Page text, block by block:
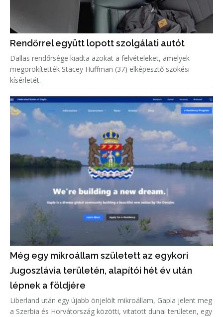
Rendőrrel együtt lopott szolgálati autót
Dallas rendőrsége kiadta azokat a felvételeket, amelyek
megörökítették Stacey Huffman (37) elképesztő szökési
kísérletét.
Még egy mikroállam született az egykori
Jugoszlávia területén, alapítói hét év után
lépnek a földjére
Liberland után egy újabb önjelölt mikroállam, Gapla jelent meg
a Szerbia és Horvátország közötti, vitatott dunai területen, egy